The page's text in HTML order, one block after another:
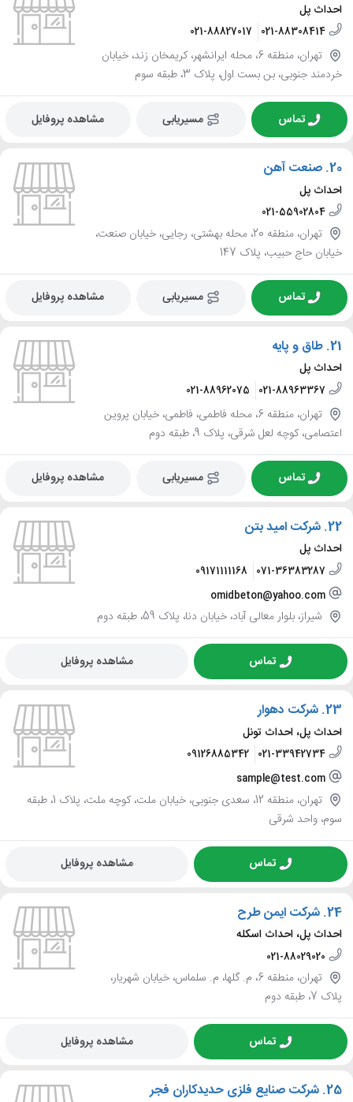
احداث پل
021-88308414
021-88827017
تهران، منطقه 6، محله ایرانشهر، کریمخان زند، خیابان
خردمند جنوبی، بن بست اول، پلاک 3، طبقه سوم
تماس مسیریابی مشاهده پروفایل
20. صنعت آهن
احداث پل
021-55902804
تهران، منطقه 20، محله بهشتی، رجایی، خیابان صنعت،
خیابان حاج حبیب، پلاک 147
تماس مسیریابی مشاهده پروفایل
21. طاق و پایه
احداث پل
021-88963367
021-88962075
تهران، منطقه 6، محله فاطمی، فاطمی، خیابان پروین
اعتصامی، کوچه لعل شرقی، پلاک 9، طبقه دوم
تماس مسیریابی مشاهده پروفایل
22. شرکت امید بتن
احداث پل
071-36383287
09171111168
omidbeton@yahoo.com
شیراز، بلوار معالی آباد، خیابان دنا، پلاک 59، طبقه دوم
تماس مشاهده پروفایل
23. شرکت دهوار
احداث پل، احداث تونل
021-33942734
09126885342
sample@test.com
تهران، منطقه 12، سعدی جنوبی، خیابان ملت، کوچه ملت، پلاک 1، طبقه
سوم، واحد شرقی
تماس مشاهده پروفایل
24. شرکت ایمن طرح
احداث پل، احداث اسکله
021-88029020
تهران، منطقه 6، م. گلها، م. سلماس، خیابان شهریار،
پلاک 7، طبقه دوم
تماس مشاهده پروفایل
25. شرکت صنایع فلزی حدیدکاران فجر